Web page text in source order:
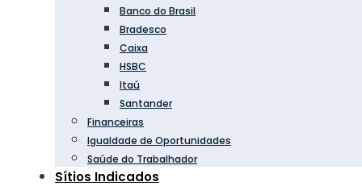
Banco do Brasil
Bradesco
Caixa
HSBC
Itaú
Santander
Financeiras
Igualdade de Oportunidades
Saúde do Trabalhador
Sítios Indicados